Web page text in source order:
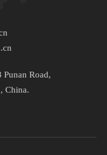
Road,
China.